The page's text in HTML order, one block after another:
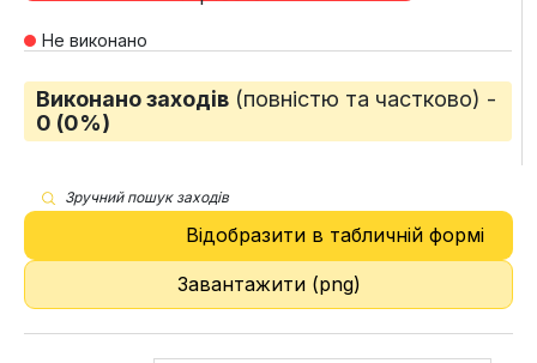
Не виконано
Виконано заходів (повністю та частково) -
0 (0%)
Зручний пошук заходів
Відобразити в табличній формі
Завантажити (png)